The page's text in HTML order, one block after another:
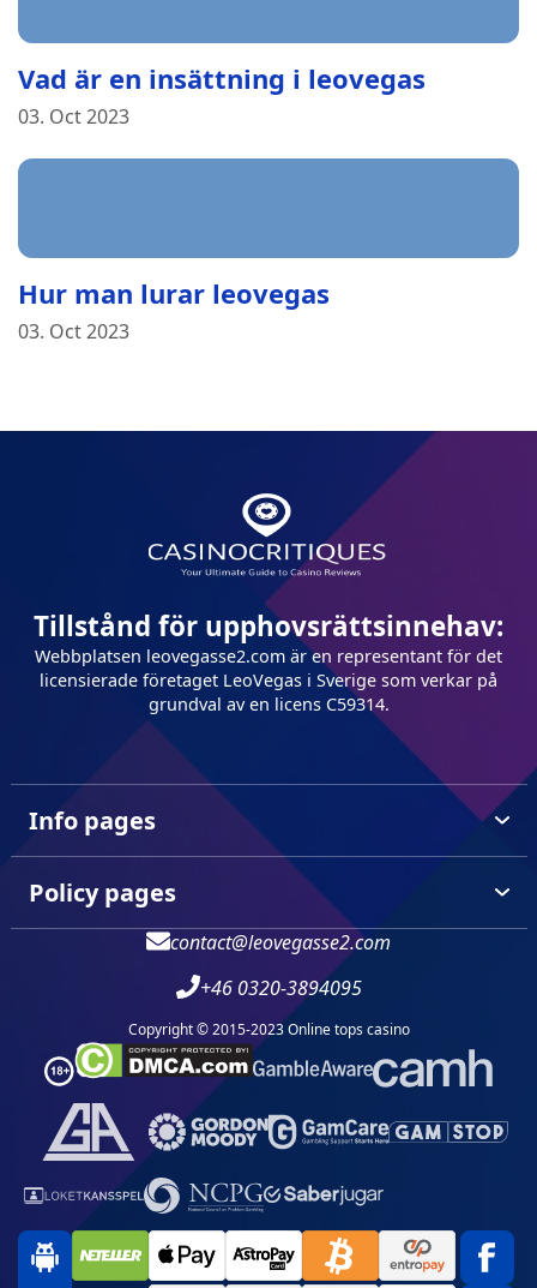
Vad är en insättning i leovegas
03. Oct 2023
Hur man lurar leovegas
03. Oct 2023
Tillstånd för upphovsrättsinnehav:
Webbplatsen leovegasse2.com är en representant för det
licensierade företaget LeoVegas i Sverige som verkar på
grundval av en licens C59314.
Info pages
Policy pages
contact@leovegasse2.com
+46 0320-3894095
Copyright © 2015-2023 Online tops casino